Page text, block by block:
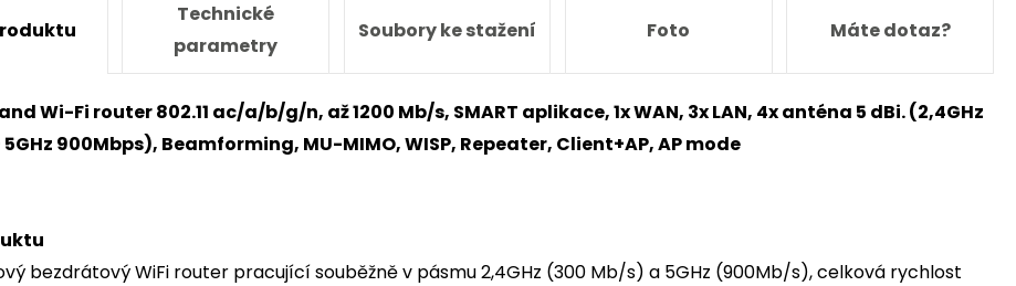
Technické
parametry
Soubory ke stažení Foto Máte dotaz?
Wi-Fi router 802.11 ac/a/b/g/n, až 1200 Mb/s, SMART aplikace, 1x WAN, 3x LAN, 4x anténa 5 dBi. (2,4GHz
5GHz 900Mbps), Beamforming, MU-MIMO, WISP, Repeater, Client+AP, AP mode
bezdrátový WiFi router pracující souběžně v pásmu 2,4GHz (300 Mb/s) a 5GHz (900Mb/s), celková rychlost